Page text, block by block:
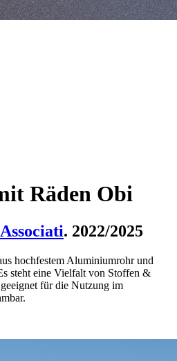
Räden Obi
. 2022/2025
hochfestem Aluminiumrohr und
steht eine Vielfalt von Stoffen &
für die Nutzung im